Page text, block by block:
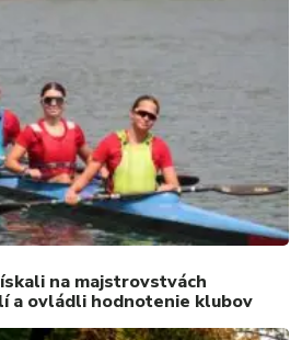
na majstrovstvách
a ovládli hodnotenie klubov